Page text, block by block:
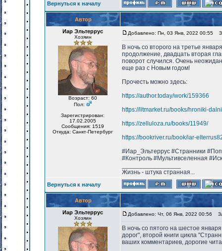
Вернуться к началу
Автор
Иар Эльтеррус
Хозяин
Возраст: 60
Пол:
Зарегистрирован:
17.02.2005
Сообщения: 1519
Откуда: Санкт-Петербург
Добавлено: Пн, 03 Янв, 2022 00:55
В ночь со второго на третье
продолжение, двадцать вторая
поворот случился. Очень
еще раз с Новым годом!
Прочесть можно здесь:
https://author.today/work/159366
https://litmarket.ru/books/hroniki-
https://zelluloza.ru/books/11949/
https://bookriver.ru/book/iar-
#Иар_Эльтеррус #Странники
#Контроль #Мультивселенная
Жизнь - штука странная...
Вернуться к началу
Автор
Иар Эльтеррус
Хозяин
Добавлено: Чт, 06 Янв, 2022 00:56
В ночь со пятого на шестое
дорог", второй книги цикла
ваших комментариев, дорогие